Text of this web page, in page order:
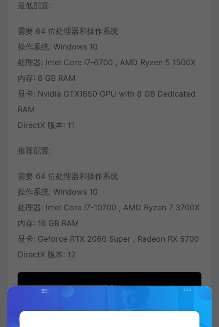
最低配置:
需要 64 位处理器和操作系统
操作系统: Windows 10
处理器: Intel Core i7-6700 , AMD Ryzen 5 1500X
内存: 8 GB RAM
显卡: Nvidia GTX1650 GPU with 8 GB Dedicated
RAM
DirectX 版本: 11
推荐配置:
需要 64 位处理器和操作系统
操作系统: Windows 10
处理器: Intel Core i7-10700 , AMD Ryzen 7 3700X
内存: 16 GB RAM
显卡: Geforce RTX 2060 Super , Radeon RX 5700
DirectX 版本: 12